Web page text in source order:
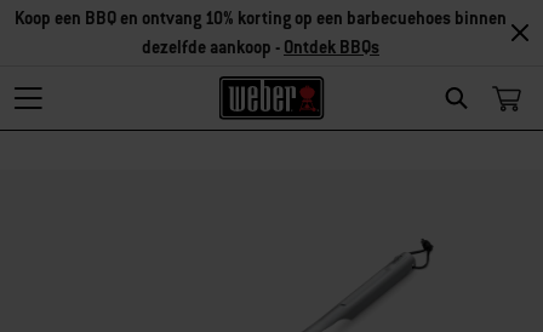
Search
Koop een BBQ en ontvang 10% korting op een barbecuehoes binnen
dezelfde aankoop - Ontdek BBQs